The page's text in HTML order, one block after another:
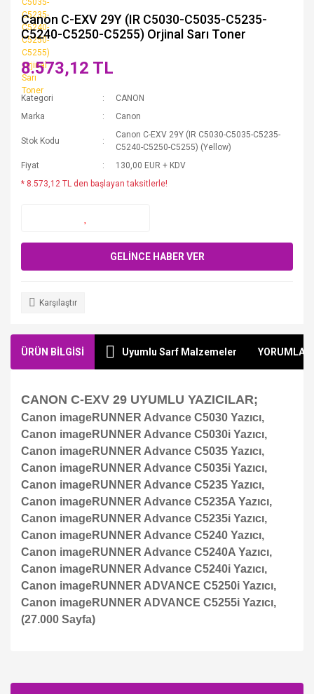
Canon C-EXV 29Y (IR C5030-C5035-C5235-
C5240-C5250-C5255) Orjinal Sarı Toner
8.573,12 TL
Kategori
CANON
Marka
Canon
Stok Kodu
Canon C-EXV 29Y (IR C5030-C5035-C5235-
C5240-C5250-C5255) (Yellow)
Fiyat
130,00 EUR + KDV
* 8.573,12 TL den başlayan taksitlerle!
GELİNCE HABER VER
Karşılaştır
ÜRÜN BİLGİSİ Uyumlu Sarf Malzemeler YORUMLAR
CANON C-EXV 29 UYUMLU YAZICILAR;
Canon imageRUNNER Advance C5030 Yazıcı,
Canon imageRUNNER Advance C5030i Yazıcı,
Canon imageRUNNER Advance C5035 Yazıcı,
Canon imageRUNNER Advance C5035i Yazıcı,
Canon imageRUNNER Advance C5235 Yazıcı,
Canon imageRUNNER Advance C5235A Yazıcı,
Canon imageRUNNER Advance C5235i Yazıcı,
Canon imageRUNNER Advance C5240 Yazıcı,
Canon imageRUNNER Advance C5240A Yazıcı,
Canon imageRUNNER Advance C5240i Yazıcı,
Canon imageRUNNER ADVANCE C5250i Yazıcı,
Canon imageRUNNER ADVANCE C5255i Yazıcı,
(27.000 Sayfa)